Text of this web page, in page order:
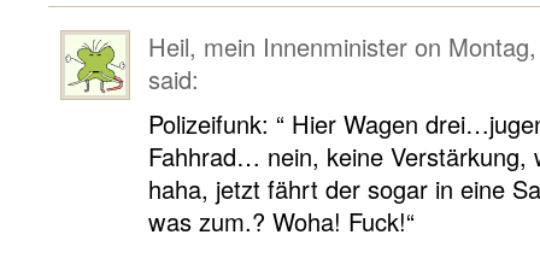
Heil, mein Innenminister on
said:
Polizeifunk: “ Hier Wagen
Fahhrad… nein, keine
haha, jetzt fährt der sogar in eine
was zum.? Woha! Fuck!“